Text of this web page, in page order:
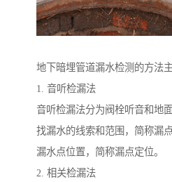
地下暗埋管道漏水检测的方法
1. 音听检漏法
音听检漏法分为阀栓听音和地
找漏水的线索和范围，简称漏
漏水点位置，简称漏点定位。
2. 相关检漏法